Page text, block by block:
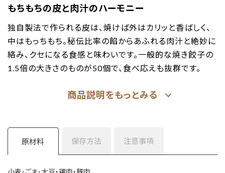
もちもちの皮と肉汁のハーモニー
独自製法で作られる皮は、焼けば外はカリッと香ばしく、
中はもっちもち。秘伝比率の餡からあふれる肉汁と絶妙に
絡み、クセになる食感と味わいです。一般的な焼き餃子の
1.5倍の大きさのものが50個で、食べ応えも抜群です。
原材料 保存方法 注意事項